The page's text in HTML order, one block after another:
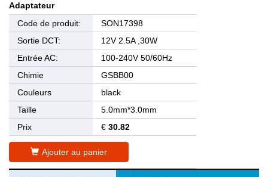
Adaptateur
Code de produit:
SON17398
Sortie DCT:
12V 2.5A ,30W
Entrée AC:
100-240V 50/60Hz
Chimie
GSBB00
Couleurs
black
Taille
5.0mm*3.0mm
Prix
€ 30.82
Ajouter au panier